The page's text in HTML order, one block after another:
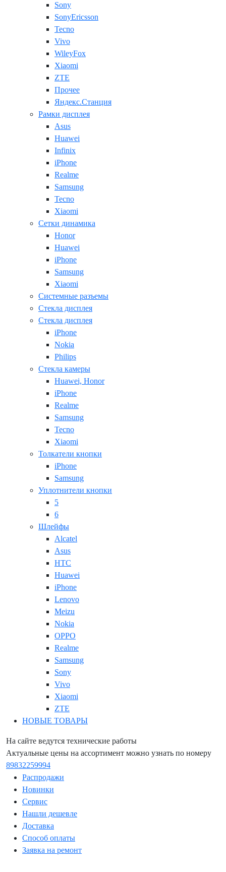
Sony
SonyEricsson
Tecno
Vivo
WileyFox
Xiaomi
ZTE
Прочее
Яндекс.Станция
Рамки дисплея
Asus
Huawei
Infinix
iPhone
Realme
Samsung
Tecno
Xiaomi
Сетки динамика
Honor
Huawei
iPhone
Samsung
Xiaomi
Системные разъемы
Стекла дисплея
Стекла дисплея
iPhone
Nokia
Philips
Стекла камеры
Huawei, Honor
iPhone
Realme
Samsung
Tecno
Xiaomi
Толкатели кнопки
iPhone
Samsung
Уплотнители кнопки
5
6
Шлейфы
Alcatel
Asus
HTC
Huawei
iPhone
Lenovo
Meizu
Nokia
OPPO
Realme
Samsung
Sony
Vivo
Xiaomi
ZTE
НОВЫЕ ТОВАРЫ
На сайте ведутся технические работы
Актуальные цены на ассортимент можно узнать по номеру
89832259994
Распродажи
Новинки
Сервис
Нашли дешевле
Доставка
Способ оплаты
Заявка на ремонт